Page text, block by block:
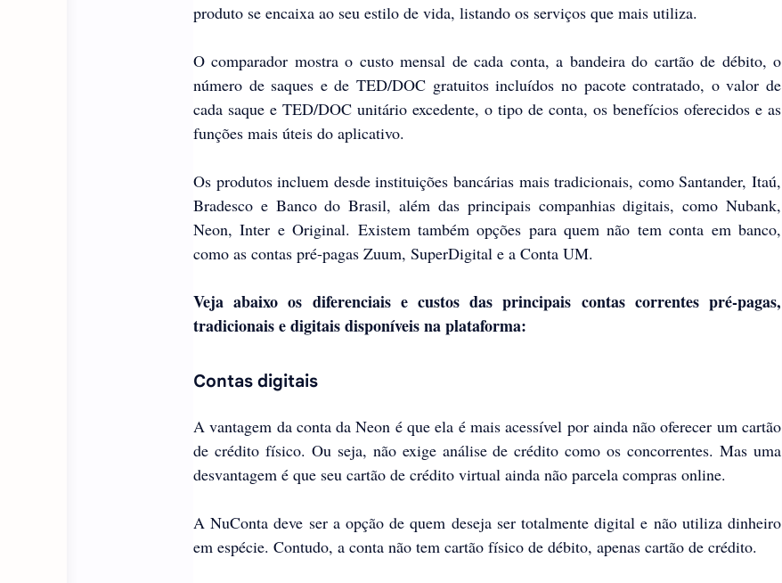
produto se encaixa ao seu estilo de vida, listando os serviços que mais utiliza.
O comparador mostra o custo mensal de cada conta, a bandeira do cartão de débito, o
número de saques e de TED/DOC gratuitos incluídos no pacote contratado, o valor de
cada saque e TED/DOC unitário excedente, o tipo de conta, os benefícios oferecidos e as
funções mais úteis do aplicativo.
Os produtos incluem desde instituições bancárias mais tradicionais, como Santander, Itaú,
Bradesco e Banco do Brasil, além das principais companhias digitais, como Nubank,
Neon, Inter e Original. Existem também opções para quem não tem conta em banco,
como as contas pré-pagas Zuum, SuperDigital e a Conta UM.
Veja abaixo os diferenciais e custos das principais contas correntes pré-pagas,
tradicionais e digitais disponíveis na plataforma:
Contas digitais
A vantagem da conta da Neon é que ela é mais acessível por ainda não oferecer um cartão
de crédito físico. Ou seja, não exige análise de crédito como os concorrentes. Mas uma
desvantagem é que seu cartão de crédito virtual ainda não parcela compras online.
A NuConta deve ser a opção de quem deseja ser totalmente digital e não utiliza dinheiro
em espécie. Contudo, a conta não tem cartão físico de débito, apenas cartão de crédito.